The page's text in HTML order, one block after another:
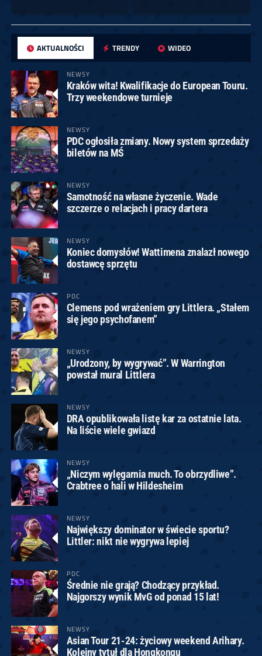
AKTUALNOŚCI TRENDY WIDEO
NEWSY
Kraków wita! Kwalifikacje do European Touru.
Trzy weekendowe turnieje
NEWSY
PDC ogłosiła zmiany. Nowy system sprzedaży
biletów na MŚ
NEWSY
Samotność na własne życzenie. Wade
szczerze o relacjach i pracy dartera
NEWSY
Koniec domysłów! Wattimena znalazł nowego
dostawcę sprzętu
PDC
Clemens pod wrażeniem gry Littlera. „Stałem
się jego psychofanem”
NEWSY
„Urodzony, by wygrywać”. W Warrington
powstał mural Littlera
NEWSY
DRA opublikowała listę kar za ostatnie lata.
Na liście wiele gwiazd
NEWSY
„Niczym wylęgarnia much. To obrzydliwe”.
Crabtree o hali w Hildesheim
NEWSY
Największy dominator w świecie sportu?
Littler: nikt nie wygrywa lepiej
PDC
Średnie nie grają? Chodzący przykład.
Najgorszy wynik MvG od ponad 15 lat!
NEWSY
Asian Tour 21-24: życiowy weekend Arihary.
Kolejny tytuł dla Hongkongu